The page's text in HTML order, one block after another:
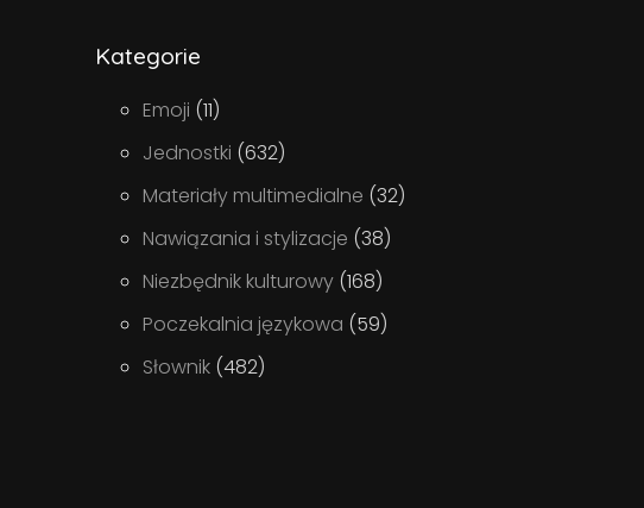
Kategorie
Emoji (11)
Jednostki (632)
Materiały multimedialne (32)
Nawiązania i stylizacje (38)
Niezbędnik kulturowy (168)
Poczekalnia językowa (59)
Słownik (482)